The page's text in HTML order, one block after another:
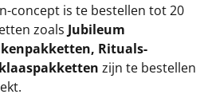
-concept is te bestellen tot 20
zoals Jubileum
, Rituals-
zijn te bestellen